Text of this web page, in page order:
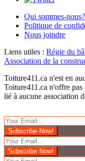
Qui sommes-nous?
Politique de
Nous joindre
Liens utiles : Régie du
Association de la
Toiture411.ca n'est en
Toiture411.ca n'offre pas
lié à aucune association